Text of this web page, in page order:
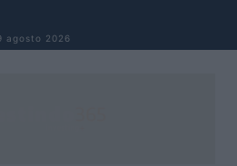
agosto 2026